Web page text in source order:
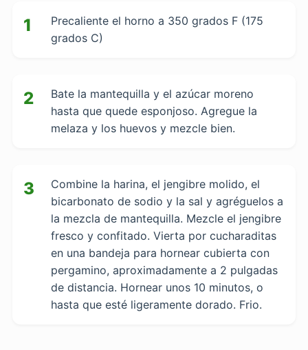
1
Precaliente el horno a 350 grados F (175
grados C)
2
Bate la mantequilla y el azúcar moreno
hasta que quede esponjoso. Agregue la
melaza y los huevos y mezcle bien.
3
Combine la harina, el jengibre molido, el
bicarbonato de sodio y la sal y agréguelos a
la mezcla de mantequilla. Mezcle el jengibre
fresco y confitado. Vierta por cucharaditas
en una bandeja para hornear cubierta con
pergamino, aproximadamente a 2 pulgadas
de distancia. Hornear unos 10 minutos, o
hasta que esté ligeramente dorado. Frio.